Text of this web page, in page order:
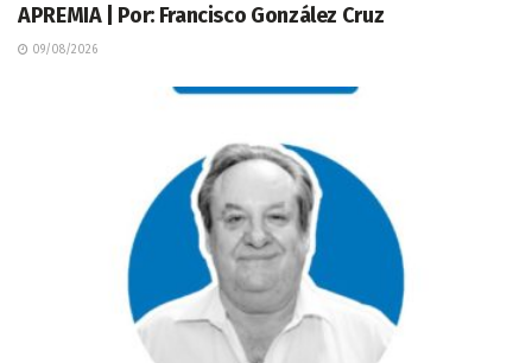
APREMIA | Por: Francisco González Cruz
09/08/2026